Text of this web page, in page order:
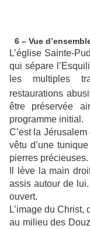
6 – Vue
L’église Sainte-
qui sépare
les multiples
restaurations
être préservée
programme initial.
C’est la
vêtu d’une
pierres précieuses.
Il lève la main
assis autour de
ouvert.
L’image du
au milieu des